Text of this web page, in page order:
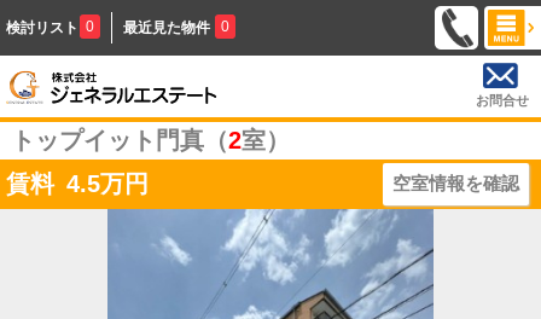
検討リスト 0 最近見た物件 0
お問合せ
トップイット門真（2室）
賃料 4.5万円 空室情報を確認